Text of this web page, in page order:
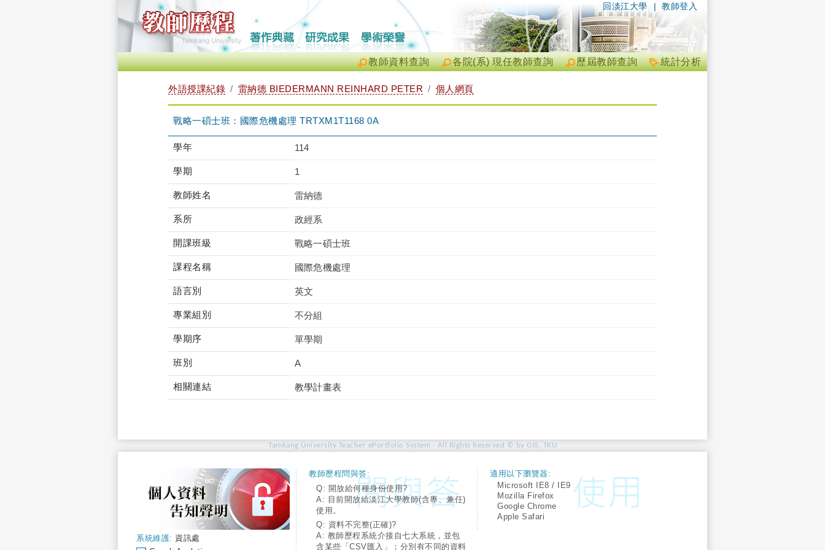
| 教師登入
回淡江大學
統計分析
歷屆教師查詢
各院(系) 現任教師查詢
教師資料查詢
外語授課紀錄 雷納德 BIEDERMANN REINHARD PETER 個人網頁
戰略一碩士班：國際危機處理 TRTXM1T1168 0A
學年 114
學期 1
教師姓名 雷納德
系所 政經系
開課班級 戰略一碩士班
課程名稱 國際危機處理
語言別 英文
專業組別 不分組
學期序 單學期
班別 A
相關連結 教學計畫表
Tamkang University Teacher ePortfolio System - All Rights Reserved © by OIS, TKU
系統維護: 資訊處
教師歷程問與答:
Q: 開放給何種身份使用?
A: 目前開放給淡江大學教師(含專、兼任)
使用。
Q: 資料不完整(正確)?
A: 教師歷程系統介接自七大系統，並包
含某些「CSV匯入」；分別有不同的資料
適用以下瀏覽器:
Microsoft IE8 / IE9
Mozilla Firefox
Google Chrome
Apple Safari